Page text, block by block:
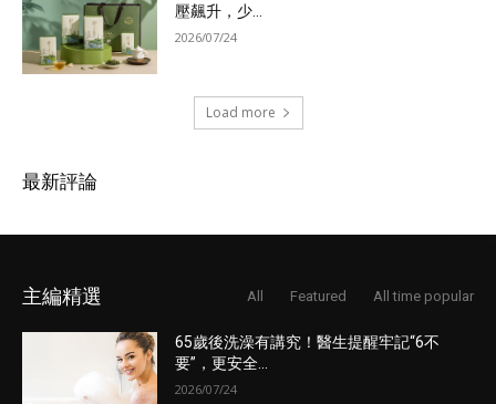
壓飆升，少...
2026/07/24
Load more
最新評論
主編精選 All Featured All time popular
65歲後洗澡有講究！醫生提醒牢記“6不
要”，更安全...
2026/07/24